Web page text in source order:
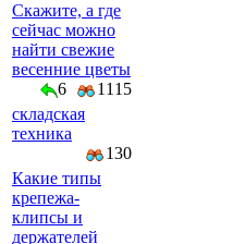
Скажите, а где
сейчас можно
найти свежие
весенние цветы
6
1115
складская
техника
130
Какие типы
крепежа-
клипсы и
держателей